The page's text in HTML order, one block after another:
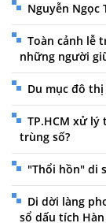
Nguyễn Ngọc
Toàn cảnh lễ
những người
Du mục đô
TP.HCM xử
trùng số?
"Thổi hồn" di
Di dời làng
sổ dấu tích Hàn